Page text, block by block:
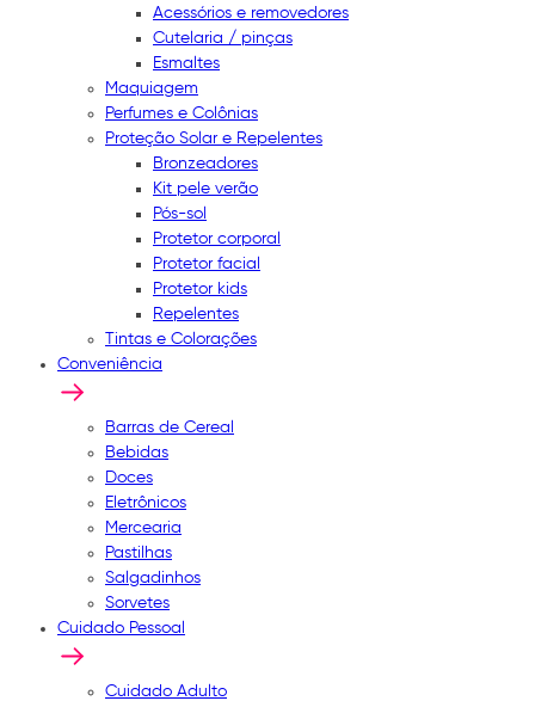
Acessórios e removedores
Cutelaria / pinças
Esmaltes
Maquiagem
Perfumes e Colônias
Proteção Solar e Repelentes
Bronzeadores
Kit pele verão
Pós-sol
Protetor corporal
Protetor facial
Protetor kids
Repelentes
Tintas e Colorações
Conveniência
Barras de Cereal
Bebidas
Doces
Eletrônicos
Mercearia
Pastilhas
Salgadinhos
Sorvetes
Cuidado Pessoal
Cuidado Adulto